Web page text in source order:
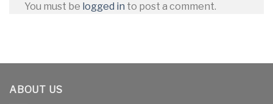
You must be logged in to post a comment.
ABOUT US